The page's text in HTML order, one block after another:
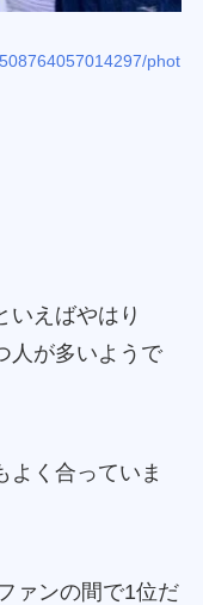
phot
いえばやはり
人が多いようで
よく合っていま
ァンの間で1位だ